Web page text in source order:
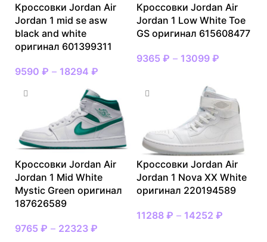
Кроссовки Jordan Air
Jordan 1 mid se asw
black and white
оригинал 601399311
9590 ₽ – 18294 ₽
Кроссовки Jordan Air
Jordan 1 Low White Toe
GS оригинал 615608477
9365 ₽ – 13099 ₽
Кроссовки Jordan Air
Jordan 1 Mid White
Mystic Green оригинал
187626589
9765 ₽ – 22323 ₽
Кроссовки Jordan Air
Jordan 1 Nova XX White
оригинал 220194589
11288 ₽ – 14252 ₽